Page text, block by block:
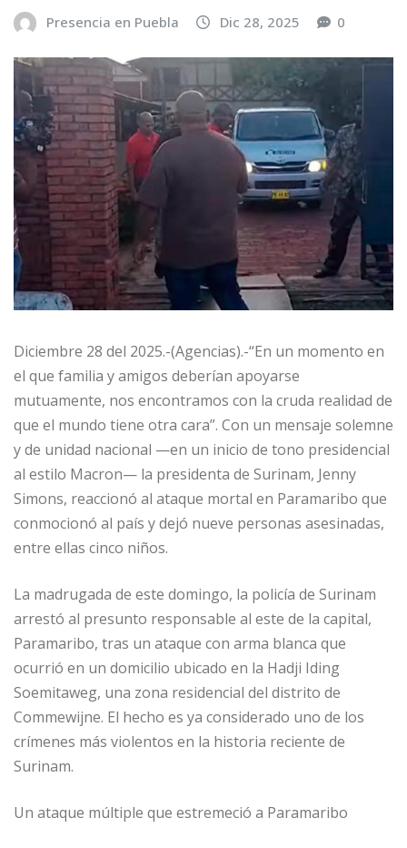
Presencia en Puebla Dic 28, 2025 0
Diciembre 28 del 2025.-(Agencias).-“En un momento en
el que familia y amigos deberían apoyarse
mutuamente, nos encontramos con la cruda realidad de
que el mundo tiene otra cara”. Con un mensaje solemne
y de unidad nacional —en un inicio de tono presidencial
al estilo Macron— la presidenta de Surinam, Jenny
Simons, reaccionó al ataque mortal en Paramaribo que
conmocionó al país y dejó nueve personas asesinadas,
entre ellas cinco niños.
La madrugada de este domingo, la policía de Surinam
arrestó al presunto responsable al este de la capital,
Paramaribo, tras un ataque con arma blanca que
ocurrió en un domicilio ubicado en la Hadji Iding
Soemitaweg, una zona residencial del distrito de
Commewijne. El hecho es ya considerado uno de los
crímenes más violentos en la historia reciente de
Surinam.
Un ataque múltiple que estremeció a Paramaribo